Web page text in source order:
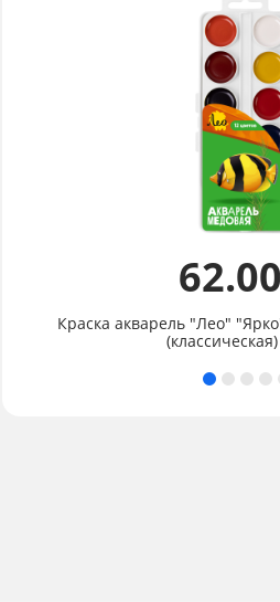
Краска акварель "Лео"